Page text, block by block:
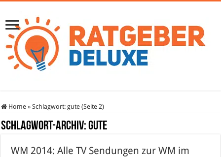
Home » Schlagwort:gute (Seite 2)
Schlagwort-Archiv:gute
WM 2014: Alle TV Sendungen zur WM im